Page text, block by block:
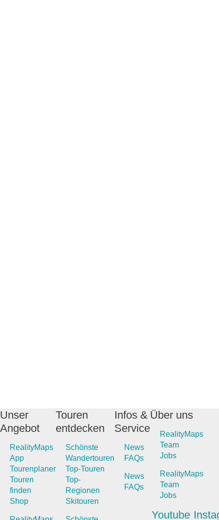
Unser
Angebot
RealityMaps
App
Tourenplaner
Touren
finden
Shop
Touren
entdecken
Schönste
Wandertouren
Top-Touren
Top-
Regionen
Skitouren
Infos &
Service
News
FAQs
News
FAQs
Über uns
RealityMaps
Team
Jobs
RealityMaps
Team
Jobs
Youtube